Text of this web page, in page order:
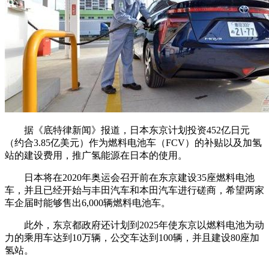
据《底特律新闻》报道，日本东京计划投资452亿日元
（约合3.85亿美元）作为燃料电池车（FCV）的补贴以及加氢
站的建设费用，推广氢能源在日本的使用。
日本将在2020年奥运会召开前在东京建设35座燃料电池
车，并且已经开始与丰田汽车和本田汽车进行磋商，希望两家
车企届时能够售出6,000辆燃料电池车。
此外，东京都政府还计划到2025年使东京以燃料电池为动
力的乘用车达到10万辆，公交车达到100辆，并且建设80座加
氢站。